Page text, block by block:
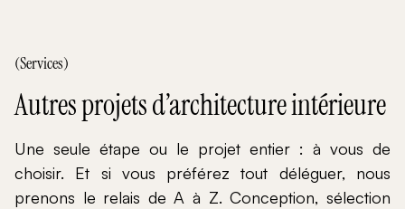
(Services)
Autres projets d’architecture intérieure
Une seule étape ou le projet entier : à vous de
choisir. Et si vous préférez tout déléguer, nous
prenons le relais de A à Z. Conception, sélection